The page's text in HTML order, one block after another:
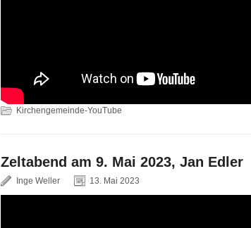
Kirchengemeinde-YouTube
Zeltabend am 9. Mai 2023, Jan Edler
Inge Weller 13. Mai 2023